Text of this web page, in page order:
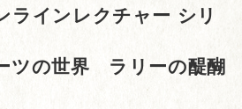
インレクチャー シリ
ツの世界 ラリーの醍醐
ご利用の方はこちら
›